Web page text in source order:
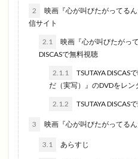
2
映画『心が叫びたがってる
信サイト
2.1
映画『心が叫びたがっ
DISCASで無料視聴
2.1.1
TSUTAYA DISCAS
だ（実写）』のDVDをレン
2.1.2 TSUTAYA DISCAS
3 映画『心が叫びたがってる
3.1 あらすじ